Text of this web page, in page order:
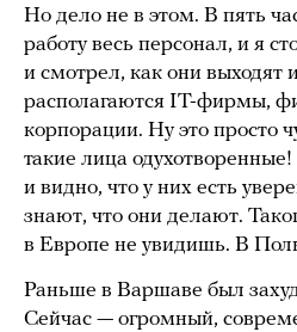
Но дело не в этом. В пять
работу весь персонал, и я
и смотрел, как они выходят
располагаются IT-фирмы,
корпорации. Ну это просто
такие лица
и видно, что у них есть
знают, что они делают.
в Европе не увидишь. В
Раньше в Варшаве был
Сейчас — огромный,